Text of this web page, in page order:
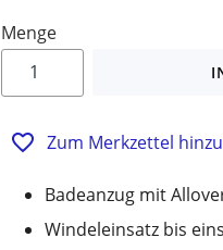
Menge
Zum Merkzettel
Badeanzug mit
Windeleinsatz bis